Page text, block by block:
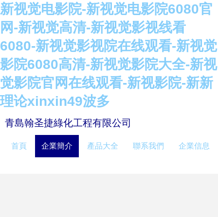
新视觉电影院-新视觉电影院6080官
网-新视觉高清-新视觉影视线看
6080-新视觉影视院在线观看-新视觉
影院6080高清-新视觉影院大全-新视
觉影院官网在线观看-新视影院-新新
理论xinxin49波多
青島翰圣捷綠化工程有限公司
首頁 企業簡介 產品大全 聯系我們 企業信息